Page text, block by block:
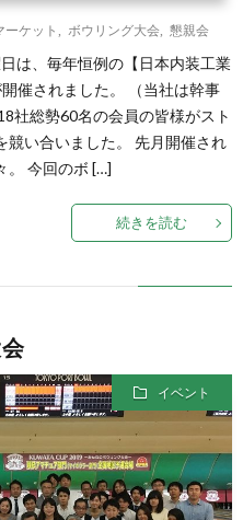
ーケット ボウリング大会 懇親会
は、毎年恒例の【日本内装工業
催されました。 （当社は幹事
社総勢60名の会員の皆様がスト
競い合いました。 先月開催され
。 今回のボ […]
続きを読む
イベント